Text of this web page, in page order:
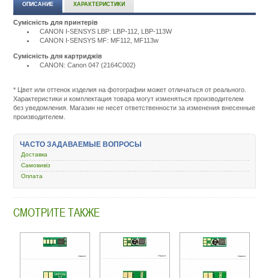
ОПИСАНИЕ ХАРАКТЕРИСТИКИ
Сумісність для принтерів
CANON I-SENSYS LBP: LBP-112, LBP-113W
CANON I-SENSYS MF: MF112, MF113w
Сумісність для картриджів
CANON: Canon 047 (2164C002)
zapchasti-
k-
printeram-
basf-
lbp112-
113-
* Цвет или оттенок изделия на фотографии может отличаться от реального.
Характеристики и комплектация товара могут изменяться производителем
без уведомления. Магазин не несет ответственности за изменения внесенные
производителем.
ЧАСТО ЗАДАВАЕМЫЕ ВОПРОСЫ
Доставка
Самовивіз
Оплата
СМОТРИТЕ ТАКЖЕ